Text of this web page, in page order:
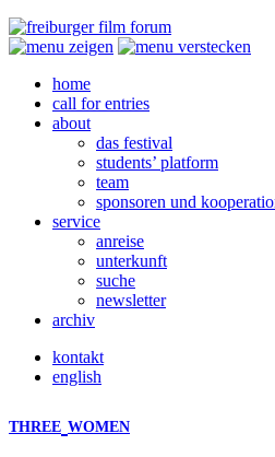
home
call for entries
about
das festival
students’ platform
team
sponsoren und
service
anreise
unterkunft
suche
newsletter
archiv
kontakt
english
THREE WOMEN